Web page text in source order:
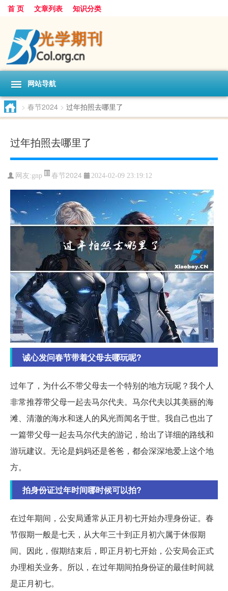
首 页 文章列表 知识分类
网站导航
> 春节2024 > 过年拍照去哪里了
过年拍照去哪里了
网友:gnp 春节2024 2024-02-09 23:19:12
诚心发问春节带着父母去哪玩呢?
过年了，为什么不带父母去一个特别的地方玩呢？我个人
非常推荐带父母一起去马尔代夫。马尔代夫以其美丽的海
滩、清澈的海水和迷人的风光而闻名于世。我自己也出了
一篇带父母一起去马尔代夫的游记，给出了详细的路线和
游玩建议。无论是妈妈还是爸爸，都会深深地爱上这个地
方。
拍身份证过年时间哪时候可以拍?
在过年期间，公安局通常从正月初七开始办理身份证。春
节假期一般是七天，从大年三十到正月初六属于休假期
间。因此，假期结束后，即正月初七开始，公安局会正式
办理相关业务。所以，在过年期间拍身份证的最佳时间就
是正月初七。